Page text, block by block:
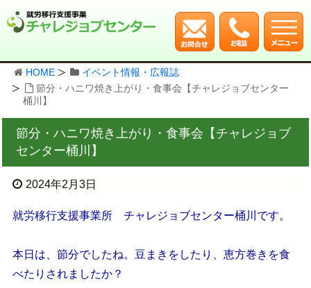
HOME
イベント情報・広報誌
節分・ハニワ焼き上がり・食事会【チャレジョブセンター
桶川】
節分・ハニワ焼き上がり・食事会【チャレジョブ
センター桶川】
2024年2月3日
就労移行支援事業所 チャレジョブセンター桶川です。
本日は、節分でしたね。豆まきをしたり、恵方巻きを食
べたりされましたか？